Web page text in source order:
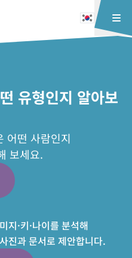
유형인지 알아보
어떤 사람인지
보세요.
지·키·나이를 분석해
진과 문서로 제안합니다.